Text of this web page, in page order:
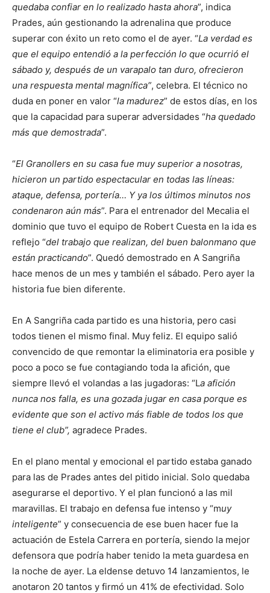
quedaba confiar en lo realizado hasta ahora”, indica
Prades, aún gestionando la adrenalina que produce
superar con éxito un reto como el de ayer. “La verdad es
que el equipo entendió a la perfección lo que ocurrió el
sábado y, después de un varapalo tan duro, ofrecieron
una respuesta mental magnífica”, celebra. El técnico no
duda en poner en valor “la madurez” de estos días, en los
que la capacidad para superar adversidades “ha quedado
más que demostrada”.
“El Granollers en su casa fue muy superior a nosotras,
hicieron un partido espectacular en todas las líneas:
ataque, defensa, portería… Y ya los últimos minutos nos
condenaron aún más”. Para el entrenador del Mecalia el
dominio que tuvo el equipo de Robert Cuesta en la ida es
reflejo “del trabajo que realizan, del buen balonmano que
están practicando”. Quedó demostrado en A Sangriña
hace menos de un mes y también el sábado. Pero ayer la
historia fue bien diferente.
En A Sangriña cada partido es una historia, pero casi
todos tienen el mismo final. Muy feliz. El equipo salió
convencido de que remontar la eliminatoria era posible y
poco a poco se fue contagiando toda la afición, que
siempre llevó el volandas a las jugadoras: “La afición
nunca nos falla, es una gozada jugar en casa porque es
evidente que son el activo más fiable de todos los que
tiene el club”, agradece Prades.
En el plano mental y emocional el partido estaba ganado
para las de Prades antes del pitido inicial. Solo quedaba
asegurarse el deportivo. Y el plan funcionó a las mil
maravillas. El trabajo en defensa fue intenso y “muy
inteligente” y consecuencia de ese buen hacer fue la
actuación de Estela Carrera en portería, siendo la mejor
defensora que podría haber tenido la meta guardesa en
la noche de ayer. La eldense detuvo 14 lanzamientos, le
anotaron 20 tantos y firmó un 41% de efectividad. Solo